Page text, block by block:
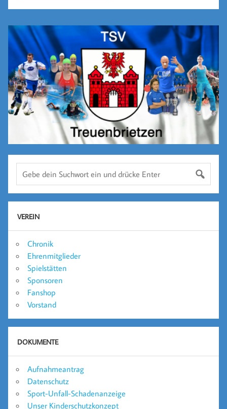
VEREIN
Chronik
Ehrenmitglieder
Spielstätten
Sponsoren
Fanshop
Vorstand
DOKUMENTE
Aufnahmeantrag
Datenschutz
Sport-Unfall-Schadenanzeige
Unser Kinderschutzkonzept